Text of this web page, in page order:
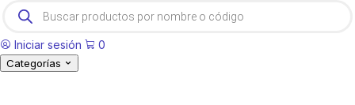
search
Iniciar sesión 0
Categorías